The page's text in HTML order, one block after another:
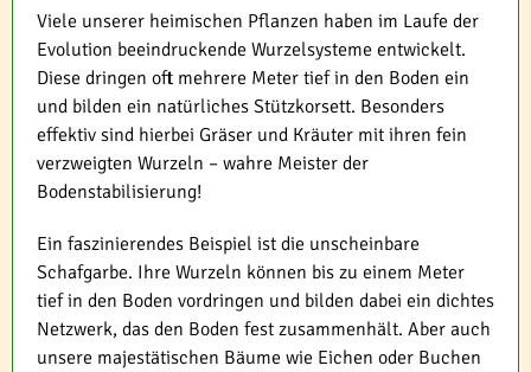
Viele unserer heimischen Pflanzen haben im Laufe der
Evolution beeindruckende Wurzelsysteme entwickelt.
Diese dringen oft mehrere Meter tief in den Boden ein
und bilden ein natürliches Stützkorsett. Besonders
effektiv sind hierbei Gräser und Kräuter mit ihren fein
verzweigten Wurzeln – wahre Meister der
Bodenstabilisierung!
Ein faszinierendes Beispiel ist die unscheinbare
Schafgarbe. Ihre Wurzeln können bis zu einem Meter
tief in den Boden vordringen und bilden dabei ein dichtes
Netzwerk, das den Boden fest zusammenhält. Aber auch
unsere majestätischen Bäume wie Eichen oder Buchen